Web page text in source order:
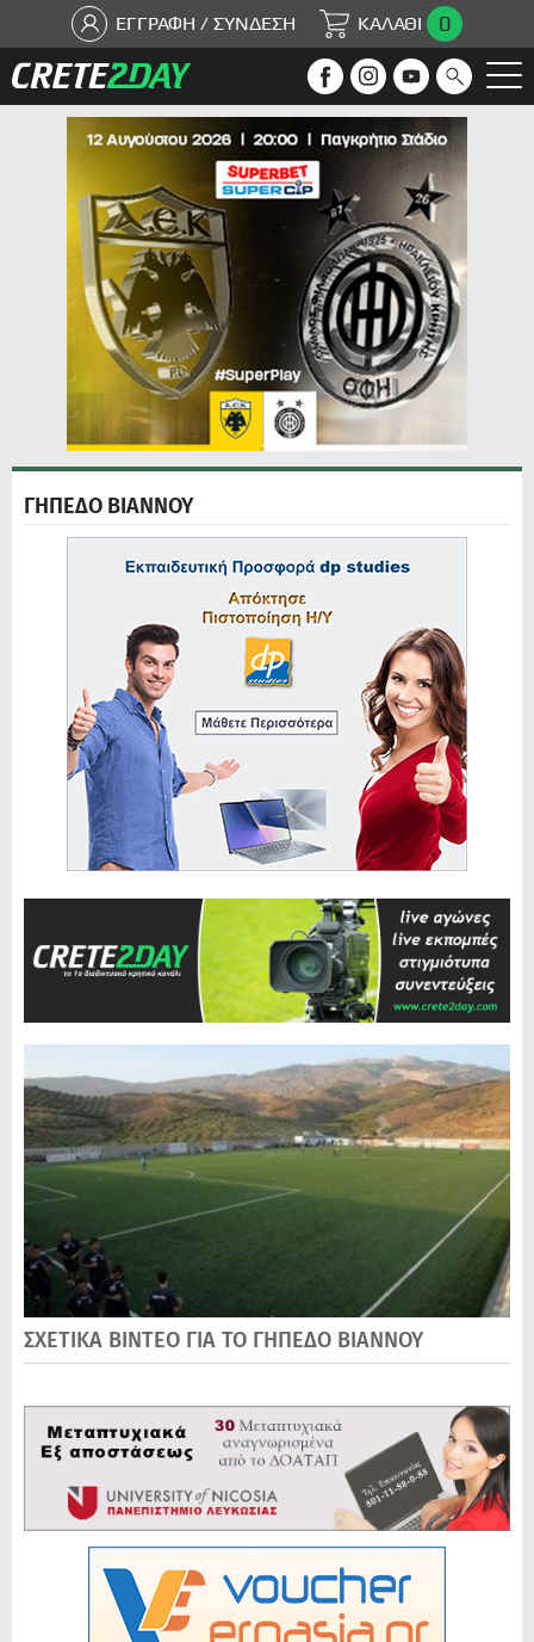
ΕΓΓΡΑΦΗ / ΣΥΝΔΕΣΗ ΚΑΛΑΘΙ 0
ΓΗΠΕΔΟ ΒΙΑΝΝΟΥ
ΣΧΕΤΙΚΑ ΒΙΝΤΕΟ ΓΙΑ ΤΟ ΓΗΠΕΔΟ ΒΙΑΝΝΟΥ